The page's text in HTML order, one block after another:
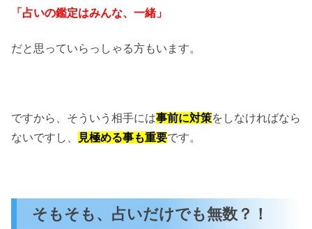
「占いの鑑定はみんな、一緒」
だと思っていらっしゃる方もいます。
ですから、そういう相手には事前に対策をしなければなら
ないですし、
見極める事も重要です。
そもそも、占いだけでも無数？！